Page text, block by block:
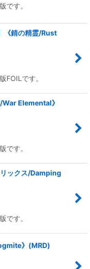
です。
《錆の精霊/Rust
FOILです。
Elemental》
です。
ックス/Damping
です。
》(MRD)